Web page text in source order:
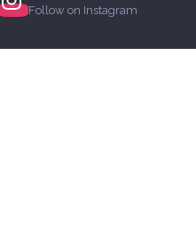
Follow on Instagram